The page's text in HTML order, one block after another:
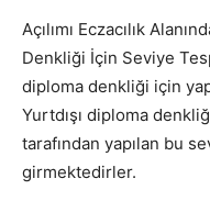
Açılımı Eczacılık
Denkliği İçin Seviye
diploma denkliği için
Yurtdışı diploma
tarafından yapılan bu
girmektedirler.